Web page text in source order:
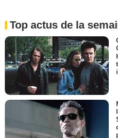
Top actus de la